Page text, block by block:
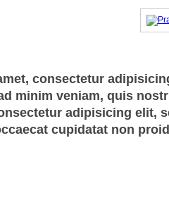
consectetur
minim veniam, quis
adipisicing elit,
cupidatat non